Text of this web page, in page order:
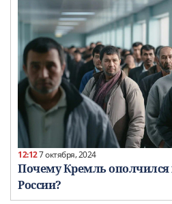
12:127 октября, 2024
Почему Кремль ополчился
России?